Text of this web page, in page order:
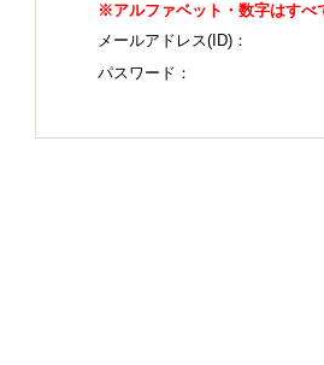
※アルファベット・数字はすべ
メールアドレス(ID)：
パスワード：